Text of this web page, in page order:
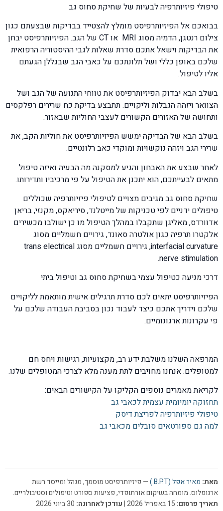
טיפולי פיזיותרפיה לבעיות של שחיקת סחוס גב
בבואכם אל הפיזיותרפיסט מומלץ להצטייד בבדיקות שבצעתם כגון
צילום רנטגן, הדמיה מסוג MRI או CT של הגב. הפיזיותרפיסט יבחן
את הבדיקות וישאל אתכם סדרת שאלות לגבי ההיסטוריה הרפואית
שלכם באופן כללי ושל תלונתכם על כאבי הגב שבגללן הגעתם
אליו לטיפול.
בשלב הבא יבדוק הפיזיותרפיסט את טווחי התנועה של הגב ושל
הצוואר ויזהה הגבלות וליקויים. תתבצע בדיקת כח שרירים רפלקסים
ותחושה של האזורים הקשורים לעצבי החוליות שבאזור.
בשלב הבא של הבדיקה ימשש הפיזיותרפיסט את חוליות הקב, את
שרירי הגב ויזהה נוקשויות ומוקדי כאב רלונטיים.
לאחר שבצע את האבחון והגיע למסקנה מה הבעיה ואיזה טיפול
מתאים לבעייתכם, הוא יתכנן את הטיפול על פי מרכיביו ותדירותו.
שחיקת סחוס גב מגיבים מצויים לטיפולי פיזיותרפיה שכוללים
טיפולים ידניים לפי טכניקות של מייטלנד, סיריאקס, מקנזי, בריאן
אדוורדס, מאליגן שתקבלו במהלך הטיפול מו כן ישולבו מכשירים
אלקטרו תרפיה כגון אולטרה סאונד, גירויים חשמליים מסוג
interfacial curvature, גירויים חשמליים מסוג trans electrical
nerve stimulation.
דרכי מניעה כטיפול עצמי בשחיקת סחוס גב וטיפול ביתי
הפיזיותרפיסט יתאים לכם סדרת תרגילים אישית מותאמת לליקויים
שלכם וידריך אתכם כיצד לעבוד נכון בסביבת העבודה שלכם על
פי עקרונות ארגונומיים.
המרפאה השלנו משלבת ידע רב, מקצועיות, רגישות ויחס חם
למטופלים. אנחנו מחויבים לתת מענה מלא לצרכי המטופלים שלנו.
לקריאת מאמרים נוספים הקליקו על הקישורים הבאים:
תחזוקה יומיומית עצמית לכאבי גב
טיפולי פיזיותרפיה לפריצת דיסק
למה גם ספורטאים סובלים מכאבי גב
מאת: מאיר אפל (B.P.T.)
— פיזיותרפיסט מוסמך, מנהל ומייסד רשת
ארגופלוס. מומחה בשיקום אורתופדי, פציעות ספורט וטיפולים וסטיבולריים.
תאריך פרסום:
עודכן לאחרונה: